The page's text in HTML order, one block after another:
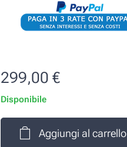
299,00 €
Disponibile
Aggiungi al carrello